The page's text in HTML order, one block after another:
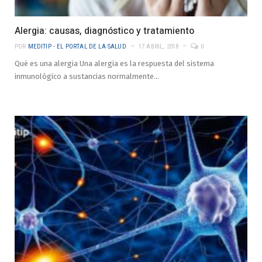
Alergia: causas, diagnóstico y tratamiento
POR MEDITIP - EL PORTAL DE LA SALUD 17 ABRIL, 2018 0
Qué es una alergia Una alergia es la respuesta del sistema
inmunológico a sustancias normalmente…